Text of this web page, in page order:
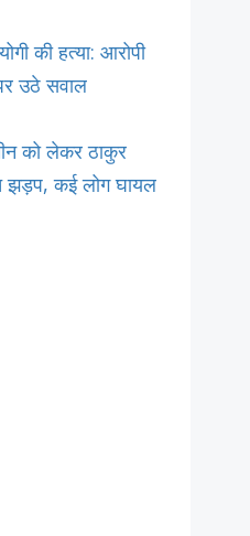
की हत्या: आरोपी
उठे सवाल
को लेकर ठाकुर
झड़प, कई लोग घायल